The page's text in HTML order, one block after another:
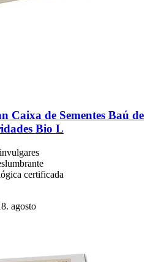
Caixa de Sementes Baú de
Bio L
certificada
agosto